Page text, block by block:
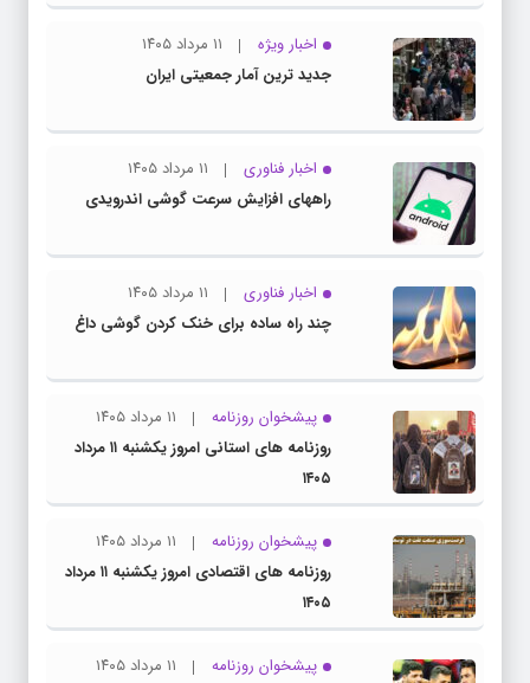
اخبار ویژه
۱۱ مرداد ۱۴۰۵
جدید ترین آمار جمعیتی ایران
اخبار فناوری
۱۱ مرداد ۱۴۰۵
راههای افزایش سرعت گوشی اندرویدی
اخبار فناوری
۱۱ مرداد ۱۴۰۵
چند راه‌ ساده برای خنک کردن گوشی داغ
پیشخوان روزنامه
۱۱ مرداد ۱۴۰۵
روزنامه های استانی امروز یکشنبه ۱۱ مرداد
۱۴۰۵
پیشخوان روزنامه
۱۱ مرداد ۱۴۰۵
روزنامه های اقتصادی امروز یکشنبه ۱۱ مرداد
۱۴۰۵
پیشخوان روزنامه
۱۱ مرداد ۱۴۰۵